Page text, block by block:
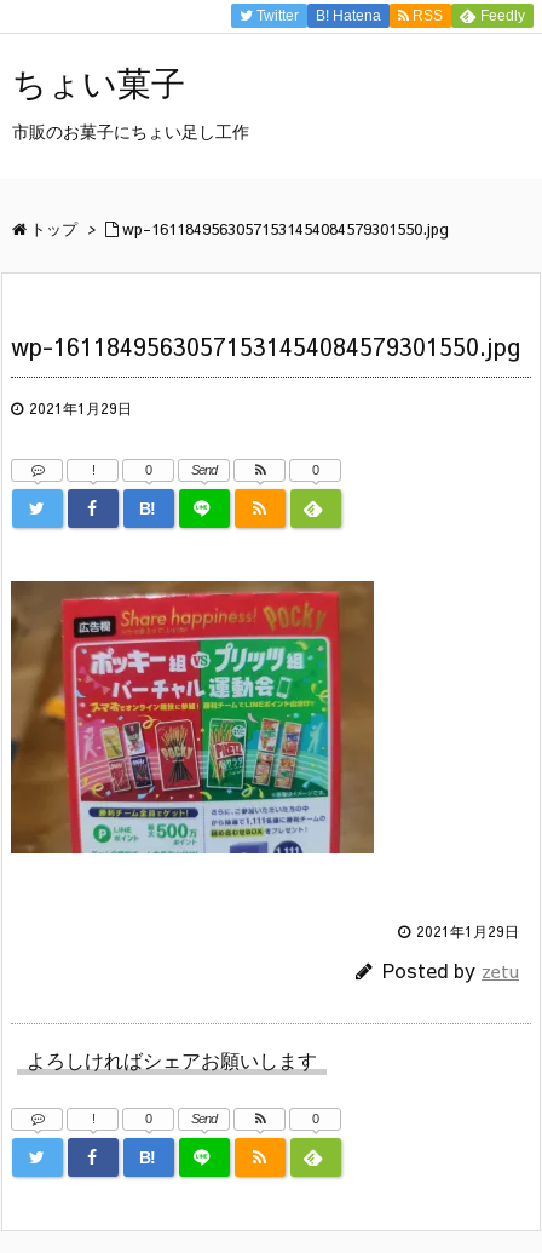
Twitter B! Hatena RSS Feedly
ちょい菓子
市販のお菓子にちょい足し工作
トップ > wp-16118495630571531454084579301550.jpg
wp-16118495630571531454084579301550.jpg
2021年1月29日
!
B!
0 Send 0
2021年1月29日
Posted by zetu
よろしければシェアお願いします
!
B!
0 Send 0